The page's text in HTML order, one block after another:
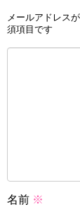
メールアドレス
須項目です
名前 ※